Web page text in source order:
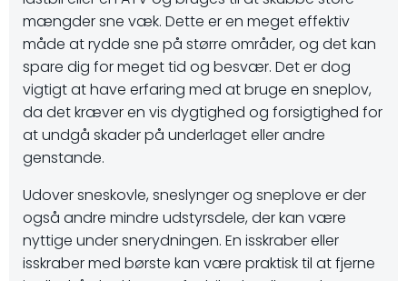
mængder sne væk. Dette er en meget effektiv
måde at rydde sne på større områder, og det kan
spare dig for meget tid og besvær. Det er dog
vigtigt at have erfaring med at bruge en sneplov,
da det kræver en vis dygtighed og forsigtighed for
at undgå skader på underlaget eller andre
genstande.
Udover sneskovle, sneslynger og sneplove er der
også andre mindre udstyrsdele, der kan være
nyttige under snerydningen. En isskraber eller
isskraber med børste kan være praktisk til at fjerne